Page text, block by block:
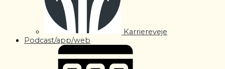
Karriereveje
Podcast/app/web